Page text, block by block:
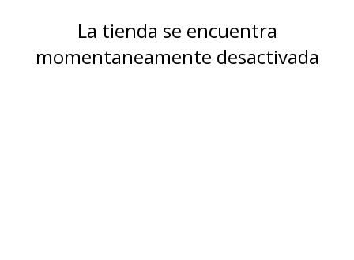
La tienda se encuentra
momentaneamente desactivada